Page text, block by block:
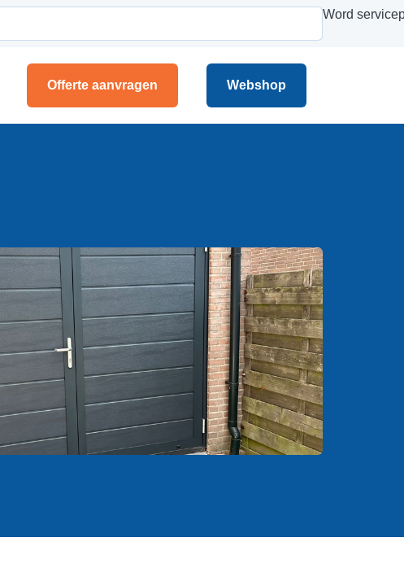
Word
Offerte aanvragen Webshop